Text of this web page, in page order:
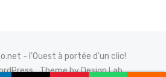
- l'Ouest à portée d'un clic!
Theme by Design Lab